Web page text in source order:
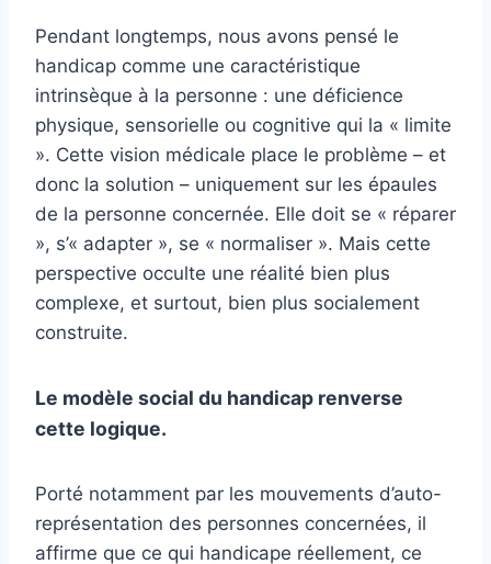
Pendant longtemps, nous avons pensé le
handicap comme une caractéristique
intrinsèque à la personne : une déficience
physique, sensorielle ou cognitive qui la « limite
». Cette vision médicale place le problème – et
donc la solution – uniquement sur les épaules
de la personne concernée. Elle doit se « réparer
», s’« adapter », se « normaliser ». Mais cette
perspective occulte une réalité bien plus
complexe, et surtout, bien plus socialement
construite.
Le modèle social du handicap renverse
cette logique.
Porté notamment par les mouvements d’auto-
représentation des personnes concernées, il
affirme que ce qui handicape réellement, ce